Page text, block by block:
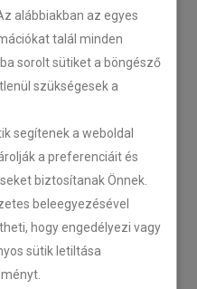
alábbiakban az egyes
talál minden
sorolt sütiket a böngésző
szükségesek a
segítenek a weboldal
a preferenciáit és
biztosítanak Önnek.
beleegyezésével
hogy engedélyezi vagy
sütik letiltása